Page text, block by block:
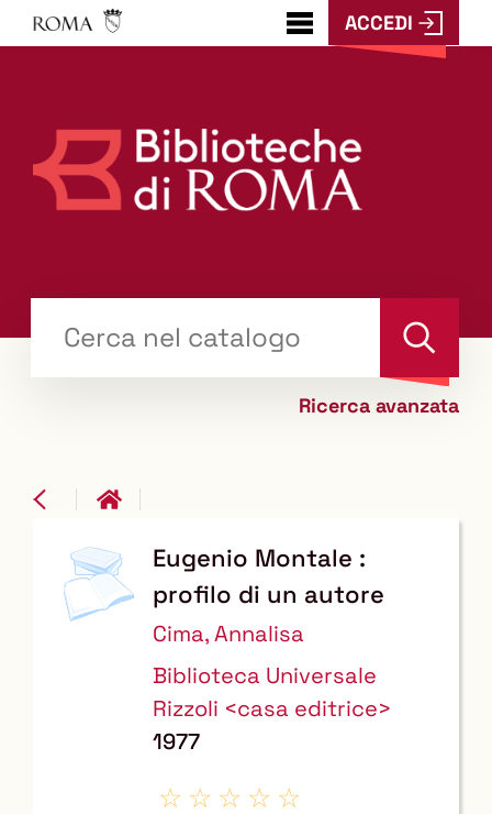
???
menu.button???
ACCEDI
il tuo libro "Catalogo"
Cerca
Ricerca avanzata
Dettaglio
del
documento
copertinaEugenio Montale :
profilo di un autore
Cima, Annalisa
Biblioteca Universale
Rizzoli <casa editrice>
1977